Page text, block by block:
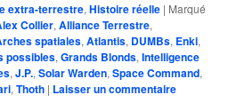
extra-terrestre,Histoire réelle | Marqué
Collier,Alliance Terrestre,
spatiales,Atlantis, DUMBs, Enki,
possibles,Grands Blonds,Intelligence
,J.P.,Solar Warden,Space Command,
,Thoth | Laisser un commentaire